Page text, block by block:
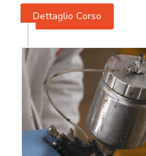
Dettaglio Corso